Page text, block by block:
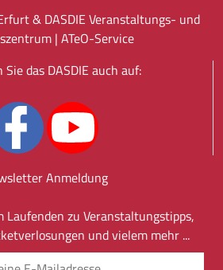
& DASDIE Veranstaltungs- und
| ATeO-Service
Sie das DASDIE auch auf:
Anmeldung
Laufenden zu Veranstaltungstipps,
und vielem mehr ...